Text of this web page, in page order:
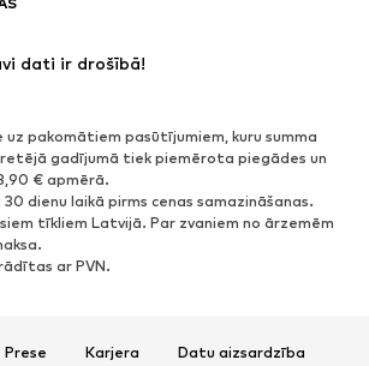
dati ir drošībā!
uz pakomātiem pasūtījumiem, kuru summa
gadījumā tiek piemērota piegādes un
€ apmērā.
dienu laikā pirms cenas samazināšanas.
tīkliem Latvijā. Par zvaniem no ārzemēm
ar PVN.
Prese Karjera Datu aizsardzība